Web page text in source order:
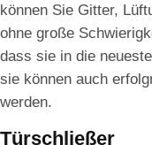
können Sie Gitter,
ohne große
dass sie in die
sie können auch
werden.
Türschließer